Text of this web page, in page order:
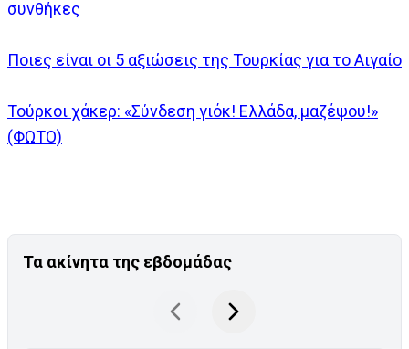
συνθήκες
Ποιες είναι οι 5 αξιώσεις της Τουρκίας για το Αιγαίο
Τούρκοι χάκερ: «Σύνδεση γιόκ! Ελλάδα, μαζέψου!»
(ΦΩΤΟ)
Τα ακίνητα της εβδομάδας